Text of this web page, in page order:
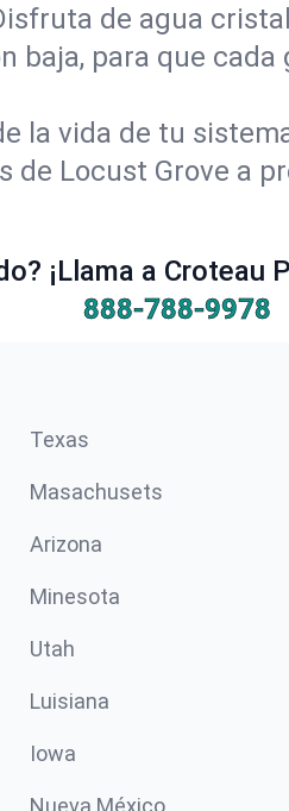
de agua
baja, para que
la vida de tu
de Locust Grove a
¡Llama a Croteau
888-788-9978
Texas
Masachusets
Arizona
Minesota
Utah
Luisiana
Iowa
Nueva México